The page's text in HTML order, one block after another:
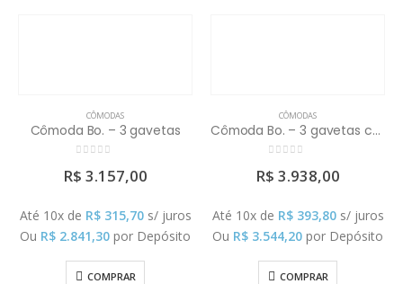
CÔMODAS
Cômoda Bo. – 3 gavetas
R$ 3.157,00
Até 10x de R$315,70 s/ juros
Ou R$ 2.841,30 por Depósito
COMPRAR
CÔMODAS
Cômoda Bo. – 3 gavetas c/ porta
R$ 3.938,00
Até 10x de R$393,80 s/ juros
Ou R$ 3.544,20 por Depósito
COMPRAR